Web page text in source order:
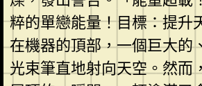
粹的單戀能量！目標：提升
在機器的頂部，一個巨大的
光束筆直地射向天空。然而